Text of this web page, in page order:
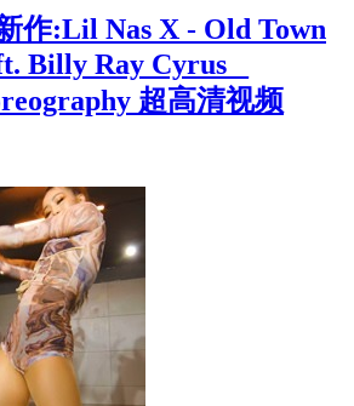
作:Lil Nas X - Old Town
Billy Ray Cyrus _
超高清视频